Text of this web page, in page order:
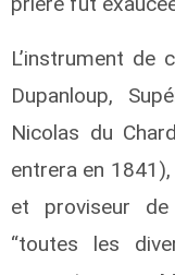
L’instrument de
Dupanloup,
Nicolas du
entrera en
et proviseur de
“toutes les